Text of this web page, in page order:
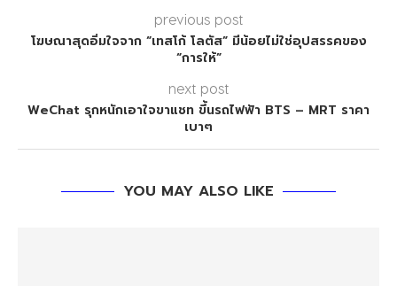
previous post
โฆษณาสุดอิ่มใจจาก “เทสโก้ โลตัส” มีน้อยไม่ใช่อุปสรรคของ
“การให้”
next post
WeChat รุกหนักเอาใจขาแชท ขึ้นรถไฟฟ้า BTS – MRT ราคา
เบาๆ
YOU MAY ALSO LIKE